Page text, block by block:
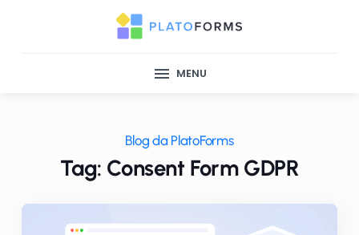
MENU
Blog da PlatoForms
Tag: Consent Form GDPR